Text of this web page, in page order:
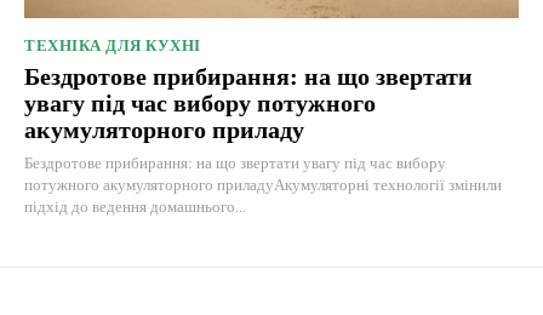
ТЕХНІКА ДЛЯ КУХНІ
Бездротове прибирання: на що звертати
увагу під час вибору потужного
акумуляторного приладу
Бездротове прибирання: на що звертати увагу під час вибору
потужного акумуляторного приладуАкумуляторні технології змінили
підхід до ведення домашнього...